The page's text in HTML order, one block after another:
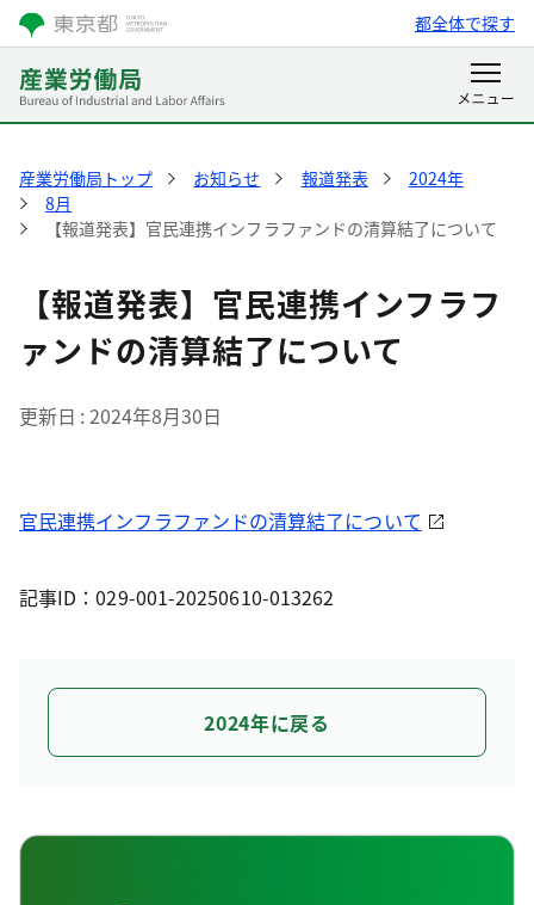
都全体で探す
産業労働局トップ お知らせ 報道発表
2024年
8月
【報道発表】官民連携インフラファンドの清算結了について
【報道発表】官民連携インフラフ
ァンドの清算結了について
更新日 2024年8月30日
官民連携インフラファンドの清算結了について
記事ID：029-001-20250610-013262
2024年に戻る